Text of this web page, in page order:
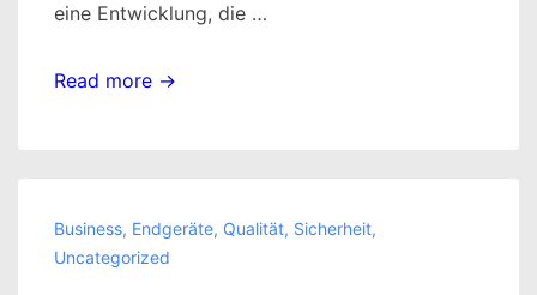
eine Entwicklung, die …
So
Web-
Read more →
Business, Endgeräte, Qualität, Sicherheit,
Uncategorized